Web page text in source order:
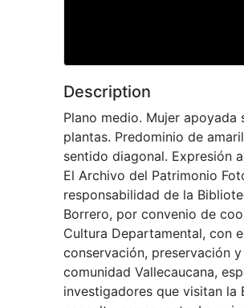
Description
Plano medio. Mujer
plantas. Predominio de
sentido diagonal. Expresión
El Archivo del Patrimonio
responsabilidad de la
Borrero, por convenio de
Cultura Departamental, con
conservación, preservación
comunidad Vallecaucana,
investigadores que visitan